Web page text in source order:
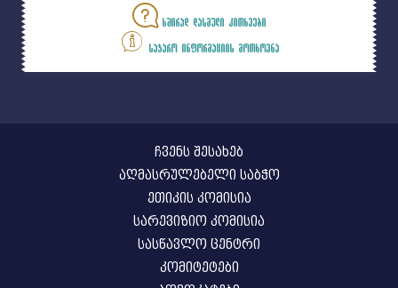
ხშირად დასმული კითხვები
საჯარო ინფორმაციის მოთხოვნა
ჩვენს შესახებ
აღმასრულებელი საბჭო
ეთიკის კომისია
სარევიზიო კომისია
სასწავლო ცენტრი
კომიტეტები